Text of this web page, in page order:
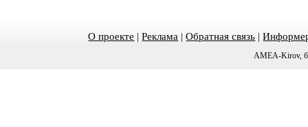
О проекте |Реклама |Обратная связь |
AMEA-Kirov,